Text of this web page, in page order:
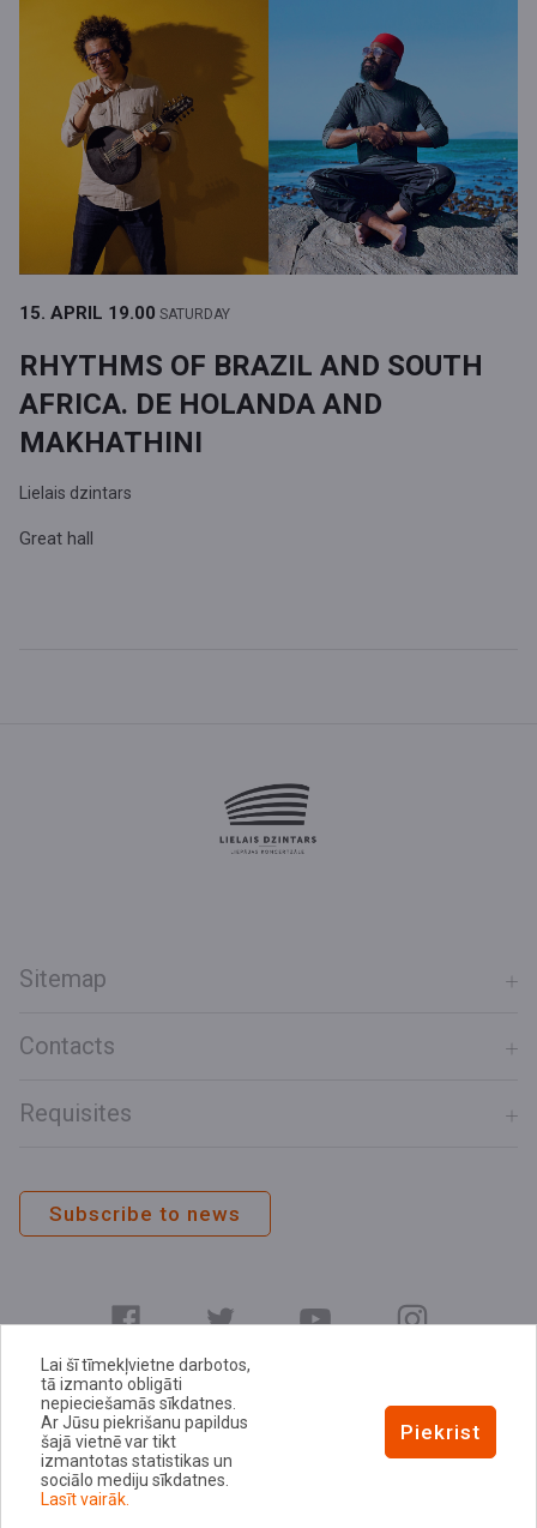
15. APRIL 19.00 SATURDAY
RHYTHMS OF BRAZIL AND SOUTH
AFRICA. DE HOLANDA AND
MAKHATHINI
Lielais dzintars
Great hall
Sitemap
Contacts
Requisites
Subscribe to news
E-address
Privacy Policy
Cookie Policy
Lai šī tīmekļvietne darbotos,
tā izmanto obligāti
nepieciešamās sīkdatnes.
Ar Jūsu piekrišanu papildus
šajā vietnē var tikt
izmantotas statistikas un
sociālo mediju sīkdatnes.
Lasīt vairāk.
Piekrist